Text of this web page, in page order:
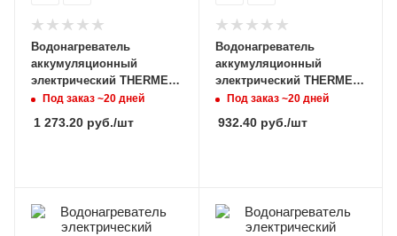
Водонагреватель
аккумуляционный
электрический THERMEX
Optima 100 Wi-Fi
Под заказ ~20 дней
1 273.20 руб./шт
Водонагреватель
аккумуляционный
электрический THERMEX
Optima 50 Wi-Fi
Под заказ ~20 дней
932.40руб./шт